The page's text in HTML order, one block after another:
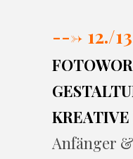
---> 12./
Anfänger